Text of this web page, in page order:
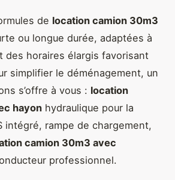
de location camion 30m3
ou longue durée, adaptées à
des horaires élargis favorisant
simplifier le déménagement, un
s’offre à vous : location
hayon hydraulique pour la
intégré, rampe de chargement,
camion 30m3 avec
professionnel.